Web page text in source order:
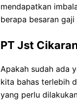
mendapatkan
berapa besaran
PT Jst
Apakah sudah ada
kita bahas terlebih
yang perlu